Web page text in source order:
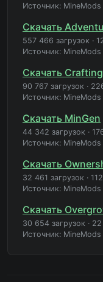
Источник: MineMods
Скачать
557 466 загрузок ·
Источник: MineMods
Скачать
90 767 загрузок ·
Источник: MineMods
Скачать MinGen
44 342 загрузок ·
Источник: MineMods
Скачать
32 461 загрузок ·
Источник: MineMods
Скачать
30 654 загрузок ·
Источник: MineMods